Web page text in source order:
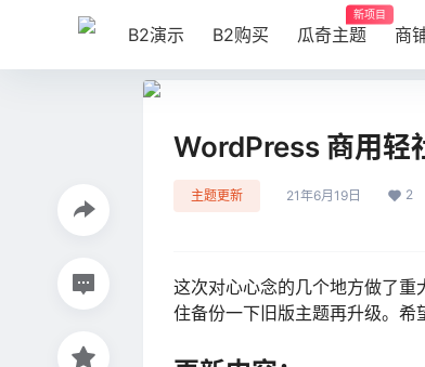
B2演示 B2购买 瓜奇主题
新项目
商
WordPress 商用轻
主题更新 21年6月19日 2
这次对心心念的几个地方做了重
住备份一下旧版主题再升级。希